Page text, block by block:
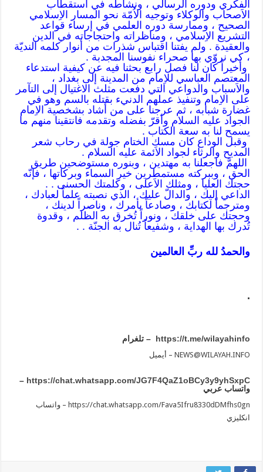
الفكري ودوره الرسالي ، ونشاطه في استقطاب
الاَصحاب والوكلاء وتوجيه الاُمّة نحو المسار الاِسلامي
الصحيح ، وممارسة دوره العلمي في إرساء قواعد
التشريع الاِسلامي ، ومناظراته واحتجاجاته في الدين
والعقيدة . ولم يفتنا اقتباس شذرات من أنوار كلمه النديّة
، كي نروّي بها صحراء نفوسنا المجدبة .
وأخيراً كان لنا فصل رابع بحثنا فيه عن كيفية استدعاء
المعتصم العباسي للاِمام من المدينة إلى بغداد ،
والاَسباب والدواعي التي دفعت مثلث الاغتيال إلى التآمر
على الاِمام وتنفيذ عملهم الدنيء بقتله بالسم وهو في
غضارة شبابه ، ثم عرجنا على من أشاد بشخصية الاِمام
الجواد عليه السلام وأقرّ بفضله وتقدمه فانتقينا منهم ما
يسمح لنا به سعة الكتاب .
وقبل الوداع كان مسك الختام جولة في رحاب شعر
المديح والرثاء لجواد الاَئمة عليه السلام .
اللهمَّ فاجعلنا به مهتدين ، وبنوره مستوضحين طريق
الحق ، وببركته مستمطرين خير السماء وبركاتها ، فإنّه
حجتك العليا ، ومثلك الاَعلى ، وكلمتك الحسنى . .
الداعي إليك ، والدالّ عليك ، الذي نصبته علماً لعبادك ،
ومترجماً لكتابك ، وصادعاً بأمرك ، وناصراً لدينك ،
وحجتك على خلقك ، ونوراً تُخرق به الظلم ، وقدوة
تُدرك بها الهداية ، وشفيعاً تُنال به الجنّة . .
والحمدُ لله ربِّ العالمين
.
https://t.me/wilayahinfo – تلغرام
NEWS@WILAYAH.INFO – أيميل
https://chat.whatsapp.com/JG7F4QaZ1oBCy3y9yhSxpC
–
واتساب عربي
https://chat.whatsapp.com/Fava5Ifru8330dDMfhs0gn – واتساب
انكليزي